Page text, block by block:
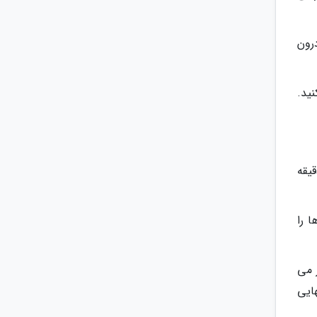
متر پهن کنید.
سانتی گراد روشن کنید و اجازه دهید تا کاملا گرم گردد. سینی را به مدت 12 دقیقه
را
می